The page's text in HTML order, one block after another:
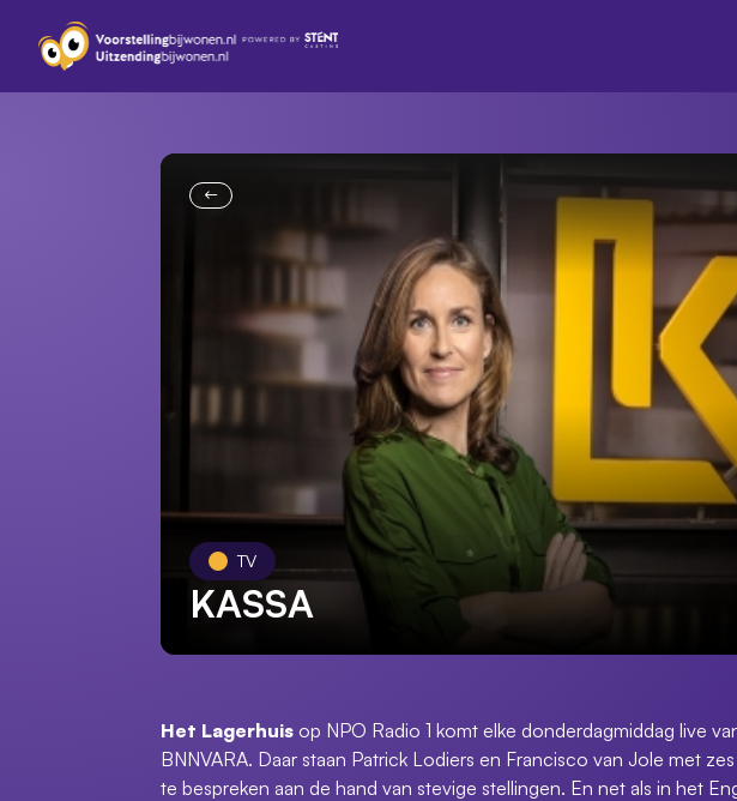
TV
KASSA
Het Lagerhuis op NPO Radio 1 komt elke donderdagmiddag live
BNNVARA. Daar staan Patrick Lodiers en Francisco van Jole met
te bespreken aan de hand van stevige stellingen. En net als in het